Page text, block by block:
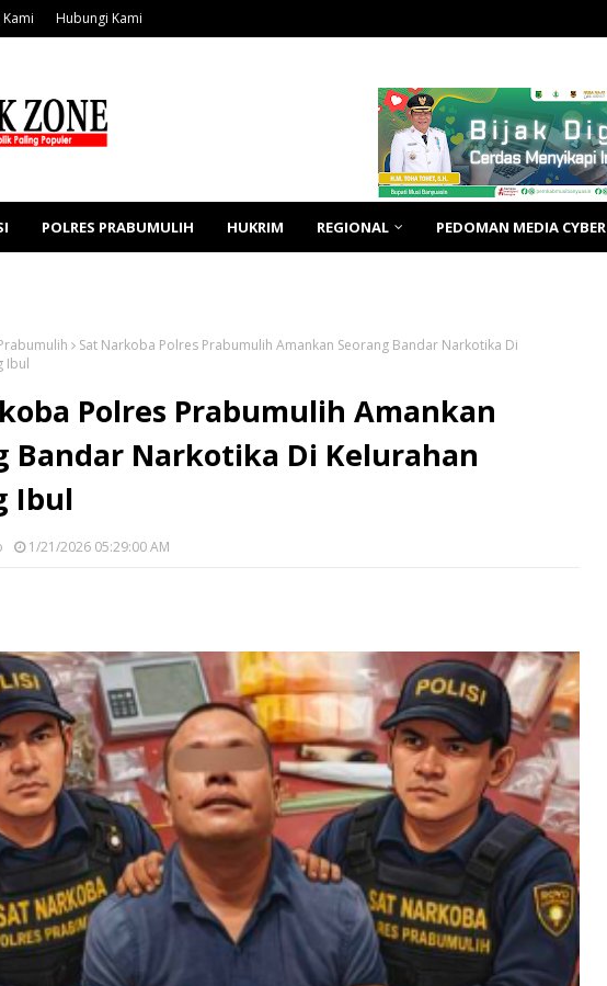
Hubungi Kami
POLRES PRABUMULIH HUKRIM REGIONAL PEDOMAN MEDIA CYBER
Sat Narkoba Polres Prabumulih Amankan Seorang Bandar Narkotika Di
Ibul
Polres Prabumulih Amankan
Bandar Narkotika Di Kelurahan
Ibul
1/21/2026 05:29:00 AM